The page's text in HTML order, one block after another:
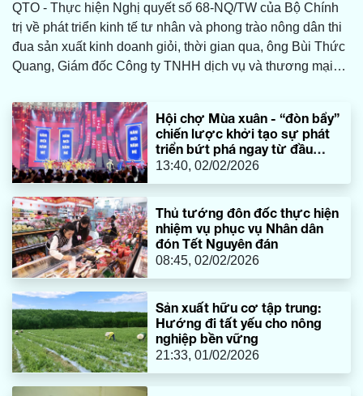
QTO - Thực hiện Nghị quyết số 68-NQ/TW của Bộ Chính
trị về phát triển kinh tế tư nhân và phong trào nông dân thi
đua sản xuất kinh doanh giỏi, thời gian qua, ông Bùi Thức
Quang, Giám đốc Công ty TNHH dịch vụ và thương mại
đầu tư trang thiết bị hiện đại, thu mua và chế biến hải sản,
tạo ra 14 sản phẩm đạt chuẩn OCOP từ 3-4 sao. Việc làm
này không chỉ mang về lợi nhuận hàng tỉ đồng cho gia
đình mà còn tạo “cú huých” cho ngư dân địa phương trong
phát triển kinh tế biển.
Hội chợ Mùa xuân - “đòn bẩy”
chiến lược khởi tạo sự phát
triển bứt phá ngay từ đầu
năm
13:40, 02/02/2026
Thủ tướng đôn đốc thực hiện
nhiệm vụ phục vụ Nhân dân
đón Tết Nguyên đán
08:45, 02/02/2026
Sản xuất hữu cơ tập trung:
Hướng đi tất yếu cho nông
nghiệp bền vững
21:33, 01/02/2026